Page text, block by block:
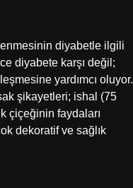
diyabetle ilgili
diyabete karşı değil;
yardımcı oluyor.
şikayetleri; ishal (75
çiçeğinin faydaları
dekoratif ve sağlık